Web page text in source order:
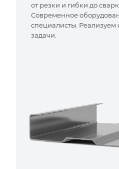
от резки и гибки до
Современное
специалисты.
задачи.